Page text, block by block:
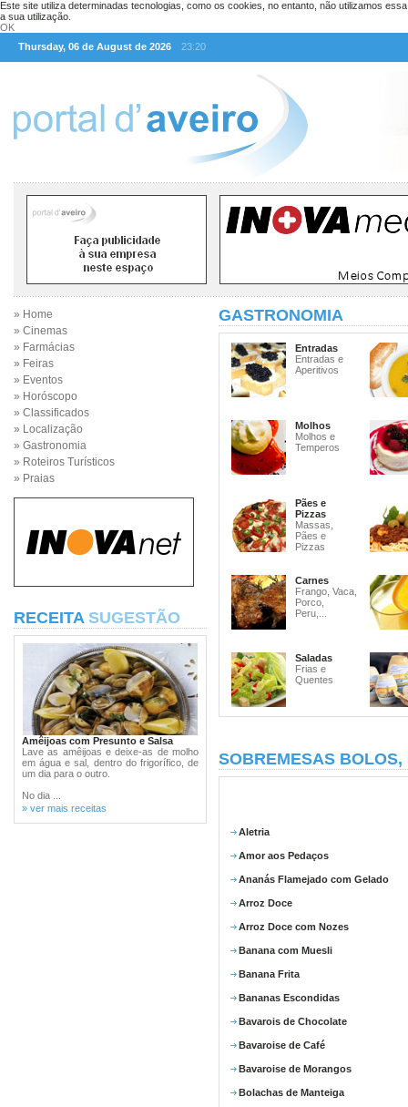
Este site utiliza determinadas tecnologias, como os cookies, no entanto, não utilizamos
a sua utilização.
OK
Thursday, 06 de August de 2026
23:20
» Home
» Cinemas
» Farmácias
» Feiras
» Eventos
» Horóscopo
» Classificados
» Localização
» Gastronomia
» Roteiros Turísticos
» Praias
RECEITA SUGESTÃO
Amêijoas com Presunto e Salsa
Lave as amêijoas e deixe-as de molho
em água e sal, dentro do frigorífico, de
um dia para o outro.
No dia ...
» ver mais receitas
GASTRONOMIA
Entradas
Entradas e
Aperitivos
Molhos
Molhos e
Temperos
Pães e
Pizzas
Massas,
Pães e
Pizzas
Carnes
Frango, Vaca,
Porco,
Peru,...
Saladas
Frias e
Quentes
SOBREMESAS
Aletria
Amor aos Pedaços
Ananás Flamejado com Gelado
Arroz Doce
Arroz Doce com Nozes
Banana com Muesli
Banana Frita
Bananas Escondidas
Bavarois de Chocolate
Bavaroise de Café
Bavaroise de Morangos
Bolachas de Manteiga